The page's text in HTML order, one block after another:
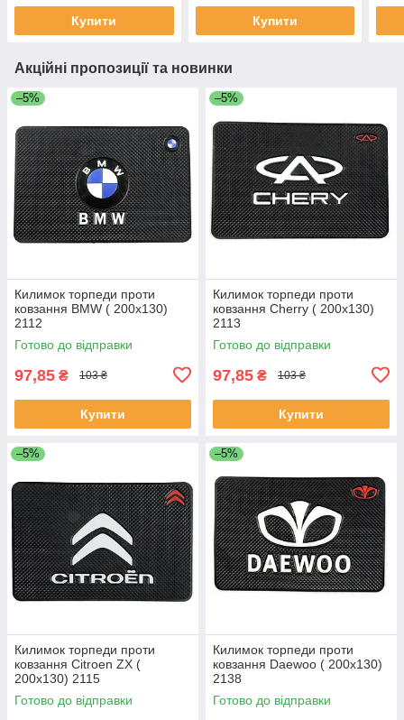
Купити Купити
Акційні пропозиції та новинки
–5%
Килимок торпеди проти
ковзання BMW ( 200x130)
2112
Готово до відправки
97,85 ₴ 103 ₴
Купити
–5%
Килимок торпеди проти
ковзання Cherry ( 200x130)
2113
Готово до відправки
97,85 ₴ 103 ₴
Купити
–5%
Килимок торпеди проти
ковзання Citroen ZX (
200x130) 2115
Готово до відправки
–5%
Килимок торпеди проти
ковзання Daewoo ( 200x130)
2138
Готово до відправки